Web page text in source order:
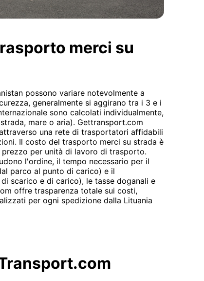
merci su
possono variare notevolmente a
generalmente si aggirano tra i 3 e i
sono calcolati individualmente,
mare o aria). Gettransport.com
una rete di trasportatori affidabili
Il costo del trasporto merci su strada è
per unità di lavoro di trasporto.
l'ordine, il tempo necessario per il
parco al punto di carico) e il
scarico e di carico), le tasse doganali e
offre trasparenza totale sui costi,
per ogni spedizione dalla Lituania